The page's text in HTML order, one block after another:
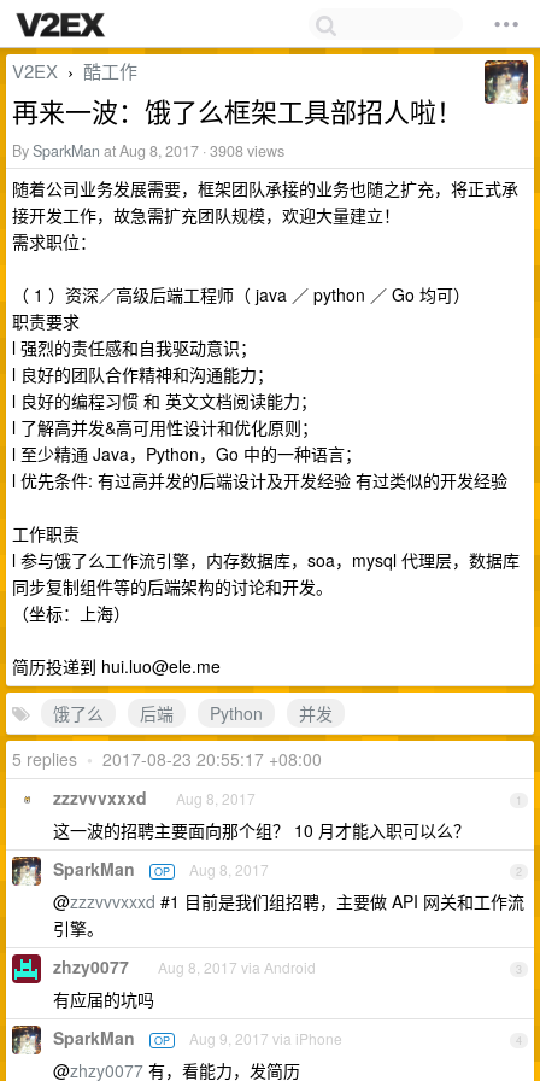
V2EX › 酷工作
再来一波：饿了么框架工具部招人啦！
BySparkMan at Aug 8, 2017 · 3908 views
随着公司业务发展需要，框架团队承接的业务也随之扩充，将正式承
接开发工作，故急需扩充团队规模，欢迎大量建立！
需求职位：
（ 1 ）资深／高级后端工程师（ java ／ python ／ Go 均可）
职责要求
l 强烈的责任感和自我驱动意识；
l 良好的团队合作精神和沟通能力；
l 良好的编程习惯 和 英文文档阅读能力；
l 了解高并发&高可用性设计和优化原则；
l 至少精通 Java，Python，Go 中的一种语言；
l 优先条件: 有过高并发的后端设计及开发经验 有过类似的开发经验
工作职责
l 参与饿了么工作流引擎，内存数据库，soa，mysql 代理层，数据库
同步复制组件等的后端架构的讨论和开发。
（坐标：上海）
简历投递到 hui.luo@ele.me
饿了么
后端 Python
并发
5 replies • 2017-08-23 20:55:17 +08:00
1
zzzvvvxxxd Aug 8, 2017
这一波的招聘主要面向那个组？ 10 月才能入职可以么？
2
SparkMan OP Aug 8, 2017
@zzzvvvxxxd #1 目前是我们组招聘，主要做 API 网关和工作流
引擎。
3
zhzy0077 Aug 8, 2017 via Android
有应届的坑吗
4
SparkMan OP Aug 9, 2017 via iPhone
@zhzy0077 有，看能力，发简历